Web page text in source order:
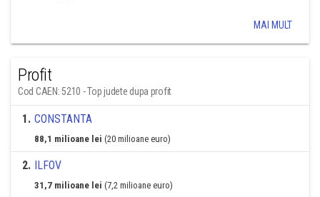
MAI MULT
Profit
Cod CAEN: 5210 - Top judete dupa profit
1. CONSTANTA
88,1 milioane lei (20 milioane euro)
2. ILFOV
31,7 milioane lei (7,2 milioane euro)